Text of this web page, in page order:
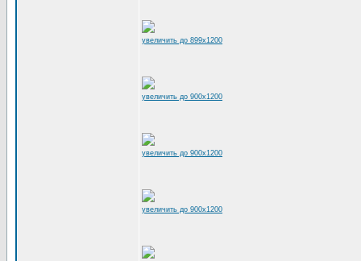
увеличить до 899x1200
увеличить до 900x1200
увеличить до 900x1200
увеличить до 900x1200